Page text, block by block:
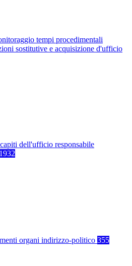
tempi procedimentali
sostitutive e acquisizione d'ufficio
dell'ufficio responsabile
1932
organi indirizzo-politico 355